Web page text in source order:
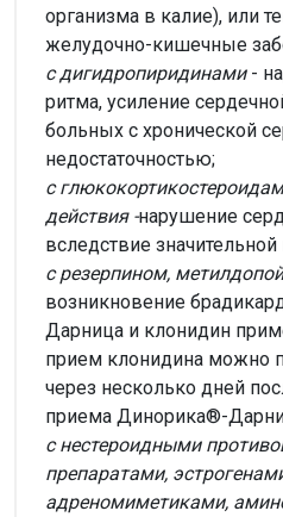
организма в калие), или
желудочно-кишечные
с дигидропиридинами-
ритма, усиление
больных с хронической
недостаточностью;
с
действия -нарушение
вследствие значительной
с резерпином,
возникновение
Дарница и клонидин
прием клонидина можно
через несколько дней
приема Динорика®-
с нестероидными
препаратами,
адреномиметиками,